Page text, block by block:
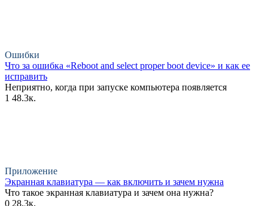
Ошибки
Что за ошибка «Reboot and select proper boot device» и как ее
исправить
Неприятно, когда при запуске компьютера появляется
1 48.3к.
Приложение
Экранная клавиатура — как включить и зачем нужна
Что такое экранная клавиатура и зачем она нужна?
0 28.3к.